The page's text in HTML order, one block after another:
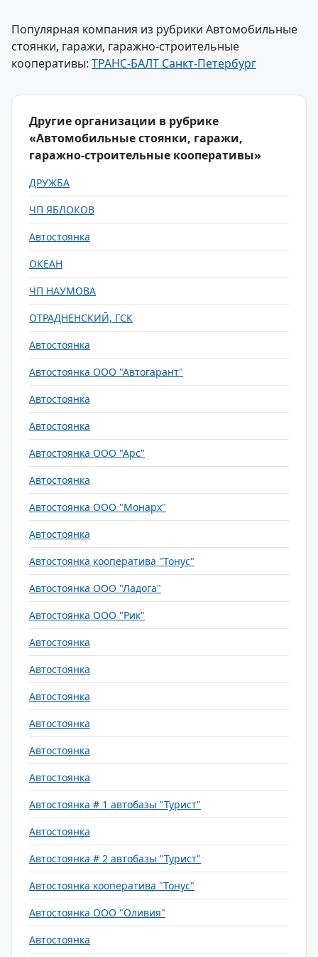
Популярная компания из рубрики Автомобильные
стоянки, гаражи, гаражно-строительные
кооперативы: ТРАНС-БАЛТ Санкт-Петербург
Другие организации в рубрике
«Автомобильные стоянки, гаражи,
гаражно-строительные кооперативы»
ДРУЖБА
ЧП ЯБЛОКОВ
Автостоянка
ОКЕАН
ЧП НАУМОВА
ОТРАДНЕНСКИЙ, ГСК
Автостоянка
Автостоянка ООО "Автогарант"
Автостоянка
Автостоянка
Автостоянка ООО "Арс"
Автостоянка
Автостоянка ООО "Монарх"
Автостоянка
Автостоянка кооператива "Тонус"
Автостоянка ООО "Ладога"
Автостоянка ООО "Рик"
Автостоянка
Автостоянка
Автостоянка
Автостоянка
Автостоянка
Автостоянка
Автостоянка # 1 автобазы "Турист"
Автостоянка
Автостоянка # 2 автобазы "Турист"
Автостоянка кооператива "Тонус"
Автостоянка ООО "Оливия"
Автостоянка